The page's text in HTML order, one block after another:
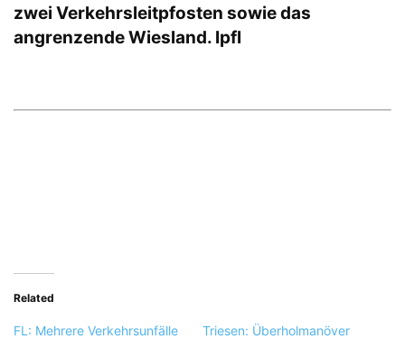
zwei Verkehrsleitpfosten sowie das
angrenzende Wiesland. lpfl
Related
FL: Mehrere Verkehrsunfälle
Triesen: Überholmanöver